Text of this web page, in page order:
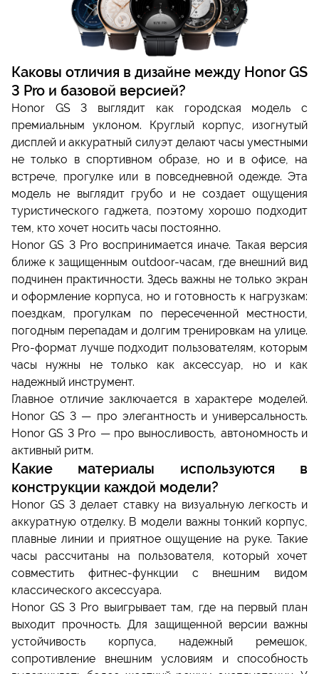
Каковы отличия в дизайне между Honor GS
3 Pro и базовой версией?
Honor GS 3 выглядит как городская модель с
премиальным уклоном. Круглый корпус, изогнутый
дисплей и аккуратный силуэт делают часы уместными
не только в спортивном образе, но и в офисе, на
встрече, прогулке или в повседневной одежде. Эта
модель не выглядит грубо и не создает ощущения
туристического гаджета, поэтому хорошо подходит
тем, кто хочет носить часы постоянно.
Honor GS 3 Pro воспринимается иначе. Такая версия
ближе к защищенным outdoor-часам, где внешний вид
подчинен практичности. Здесь важны не только экран
и оформление корпуса, но и готовность к нагрузкам:
поездкам, прогулкам по пересеченной местности,
погодным перепадам и долгим тренировкам на улице.
Pro-формат лучше подходит пользователям, которым
часы нужны не только как аксессуар, но и как
надежный инструмент.
Главное отличие заключается в характере моделей.
Honor GS 3 — про элегантность и универсальность.
Honor GS 3 Pro — про выносливость, автономность и
активный ритм.
Какие материалы используются в
конструкции каждой модели?
Honor GS 3 делает ставку на визуальную легкость и
аккуратную отделку. В модели важны тонкий корпус,
плавные линии и приятное ощущение на руке. Такие
часы рассчитаны на пользователя, который хочет
совместить фитнес-функции с внешним видом
классического аксессуара.
Honor GS 3 Pro выигрывает там, где на первый план
выходит прочность. Для защищенной версии важны
устойчивость корпуса, надежный ремешок,
сопротивление внешним условиям и способность